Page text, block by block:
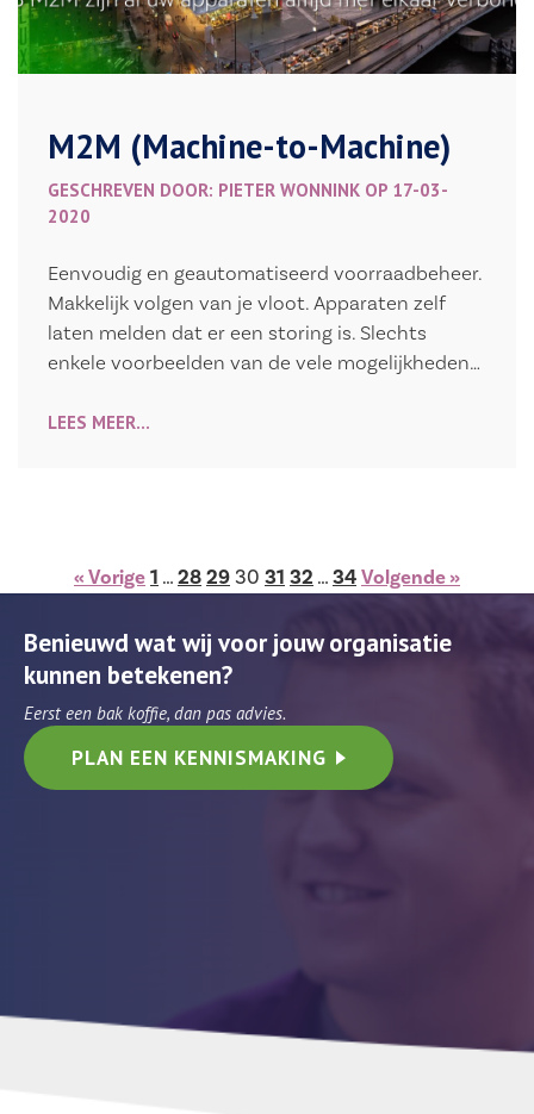
M2M (Machine-to-Machine)
GESCHREVEN DOOR: PIETER WONNINK OP 17-03-
2020
Eenvoudig en geautomatiseerd voorraadbeheer.
Makkelijk volgen van je vloot. Apparaten zelf
laten melden dat er een storing is. Slechts
enkele voorbeelden van de vele mogelijkheden…
LEES MEER...
« Vorige1 …282930 31 32 …34Volgende »
Benieuwd wat wij voor jouw organisatie
kunnen betekenen?
Eerst een bak koffie, dan pas advies.
PLAN EEN KENNISMAKING